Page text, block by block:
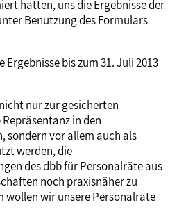
hatten, uns die Ergebnisse der
Benutzung des Formulars
Ergebnisse bis zum 31. Juli 2013
nur zur gesicherten
in den
sondern vor allem auch als
werden, die
des dbb für Personalräte aus
noch praxisnäher zu
wollen wir unsere Personalräte